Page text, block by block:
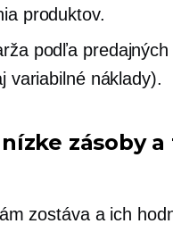
produktov.
podľa
variabilné náklady).
zásoby
zostáva a ich